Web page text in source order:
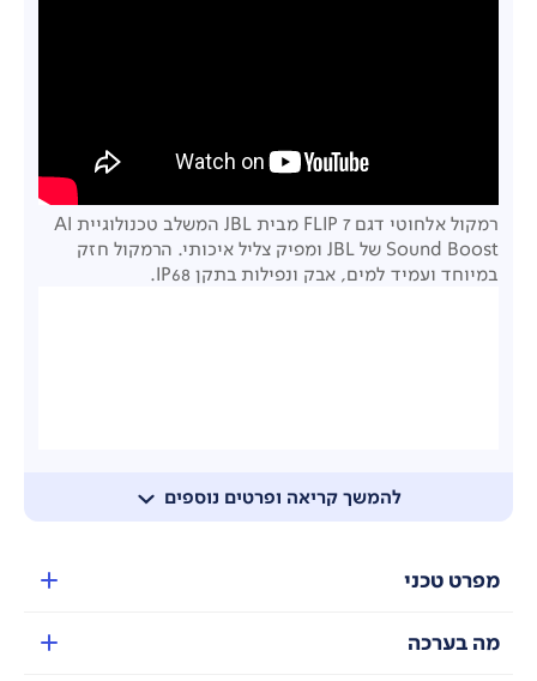
להמשך קריאה ופרטים נוספים
רמקול אלחוטי דגם FLIP 7 מבית JBL המשלב טכנולוגיית AI
Sound Boost של JBL ומפיק צליל איכותי. הרמקול חזק
במיוחד ועמיד למים, אבק ונפילות בתקן IP68.
מפרט טכני
מה בערכה